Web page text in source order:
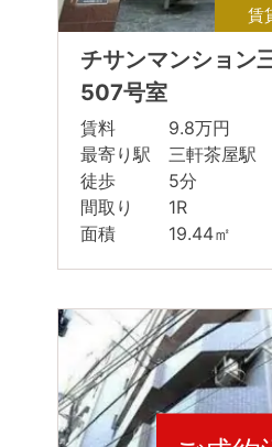
賃
チサンマンション
507号室
賃料 9.8万円
最寄り駅 三軒茶屋駅
徒歩 5分
間取り 1R
面積 19.44㎡